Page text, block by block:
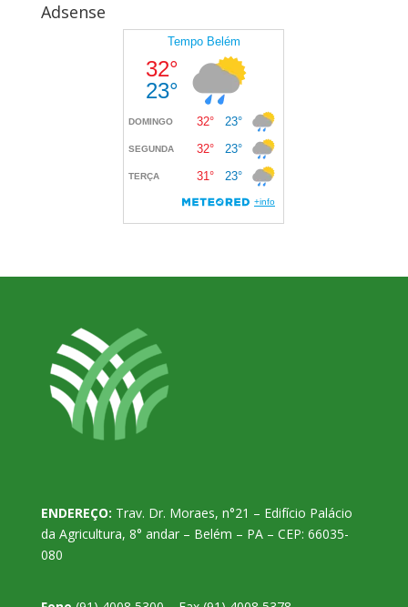
Adsense
ENDEREÇO: Trav. Dr. Moraes, n°21 – Edifício Palácio
da Agricultura, 8° andar – Belém – PA – CEP: 66035-
080